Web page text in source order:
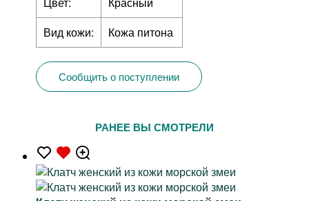
Вид кожи:
Кожа питона
Сообщить о поступлении
РАНЕЕ ВЫ СМОТРЕЛИ